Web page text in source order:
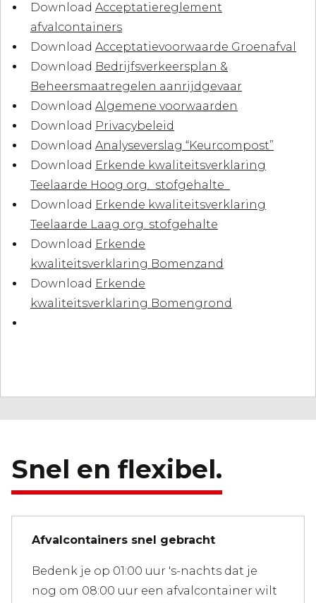
Download Acceptatiereglement
afvalcontainers
Download Acceptatievoorwaarde Groenafval
Download Bedrijfsverkeersplan &
Beheersmaatregelen aanrijdgevaar
Download Algemene voorwaarden
Download Privacybeleid
Download Analyseverslag “Keurcompost”
Download Erkende kwaliteitsverklaring
Teelaarde Hoog org. stofgehalte
Download Erkende kwaliteitsverklaring
Teelaarde Laag org. stofgehalte
Download Erkende
kwaliteitsverklaring Bomenzand
Download Erkende
kwaliteitsverklaring Bomengrond
Snel en flexibel.
Afvalcontainers snel gebracht
Bedenk je op 01:00 uur 's-nachts dat je
nog om 08:00 uur een afvalcontainer wilt